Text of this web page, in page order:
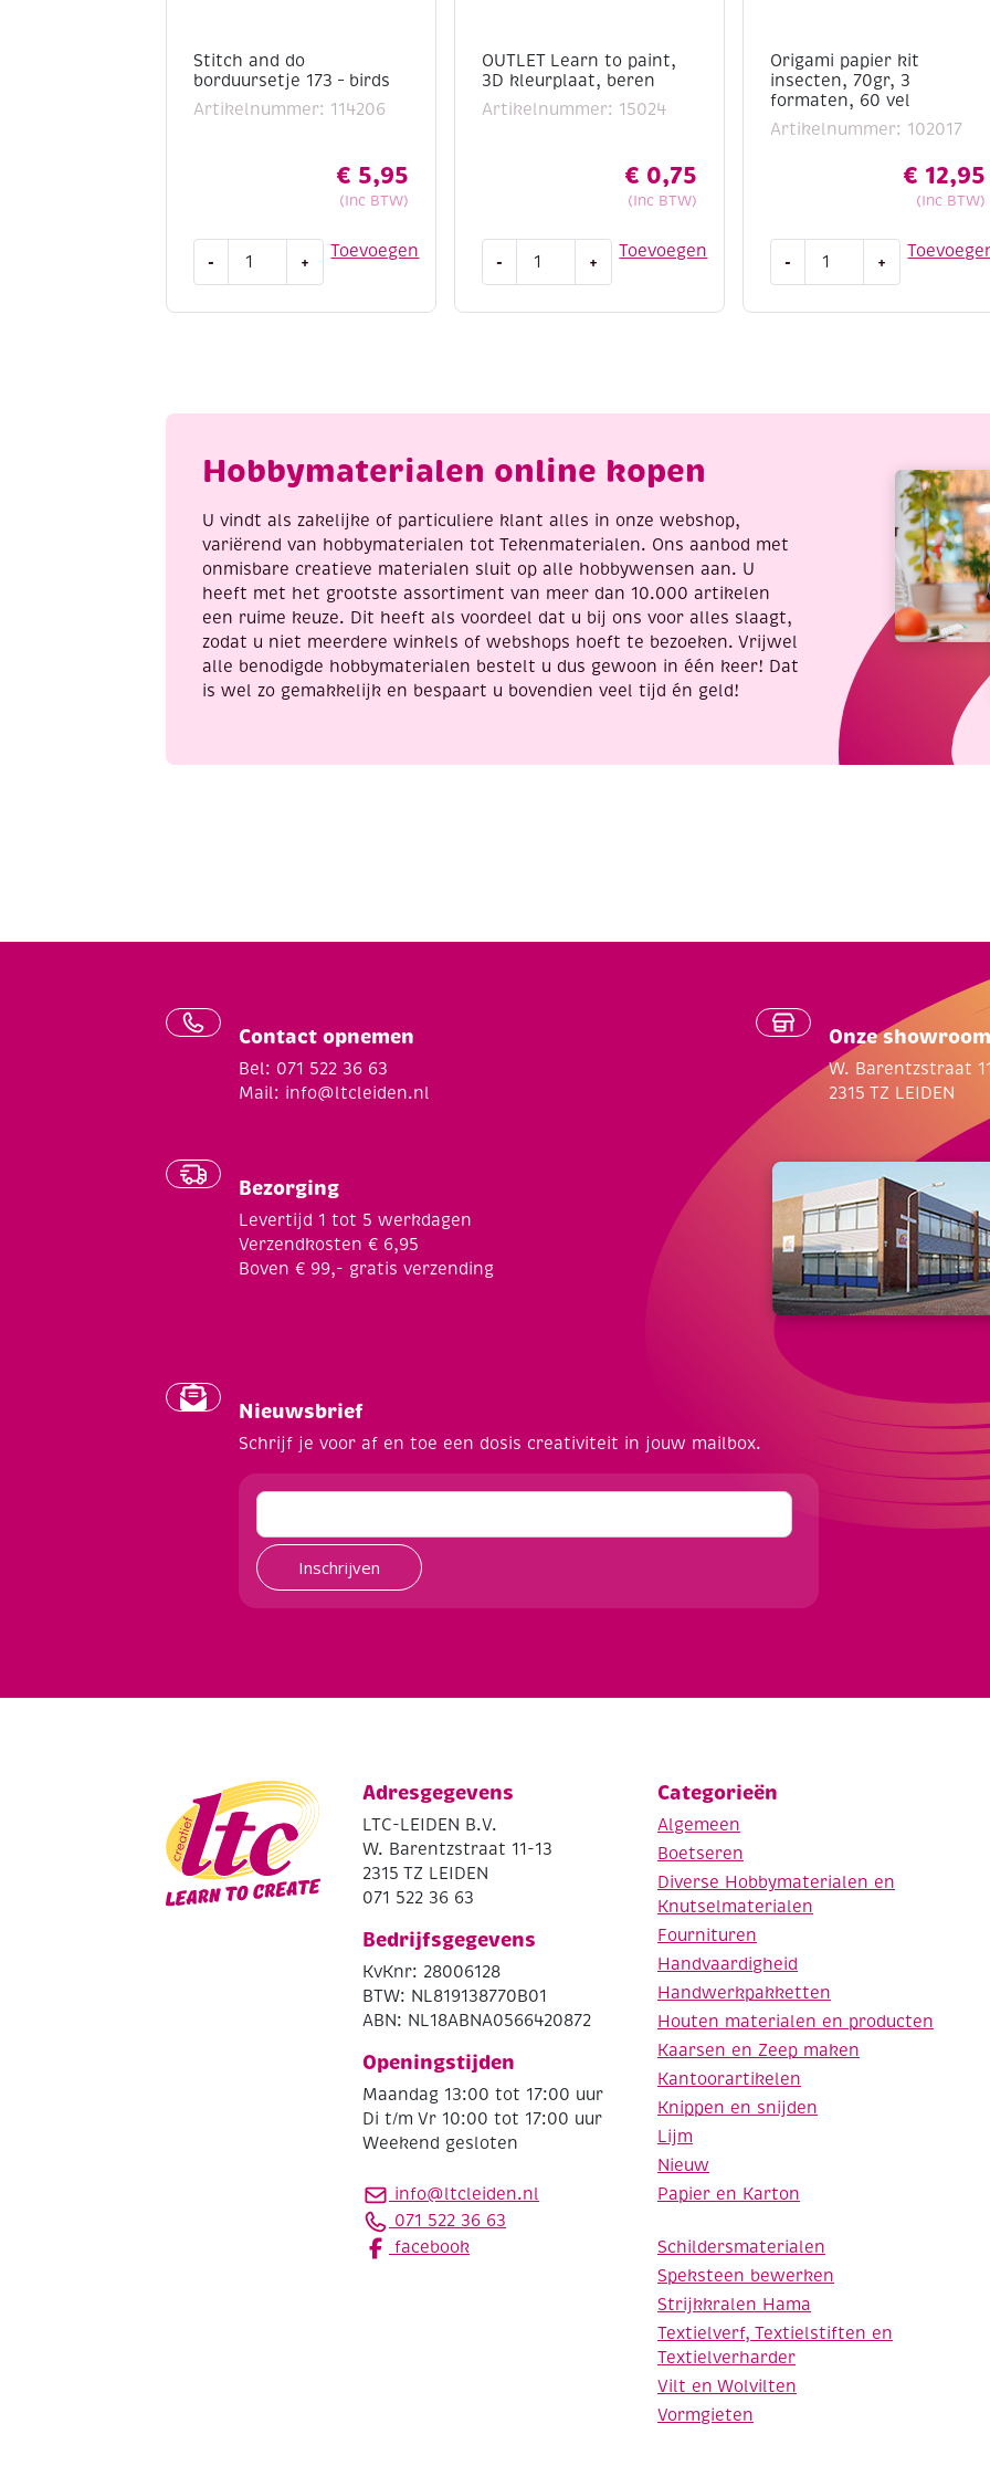
Stitch and do
borduursetje 173 – birds
Artikelnummer: 114206
€ 5,95
(Inc BTW)
Toevoegen
-
aantal
+
OUTLET Learn to paint,
3D kleurplaat, beren
Artikelnummer: 15024
€ 0,75
(Inc BTW)
Toevoegen
-
aantal
+
Origami papier kit
insecten, 70gr, 3
formaten, 60 vel
Artikelnummer: 102017
€ 12,95
(Inc BTW)
-
60
+
Hobbymaterialen online kopen
U vindt als zakelijke of particuliere klant alles in onze webshop,
variërend van hobbymaterialen tot Tekenmaterialen. Ons aanbod met
onmisbare creatieve materialen sluit op alle hobbywensen aan. U
heeft met het grootste assortiment van meer dan 10.000 artikelen
een ruime keuze. Dit heeft als voordeel dat u bij ons voor alles slaagt,
zodat u niet meerdere winkels of webshops hoeft te bezoeken. Vrijwel
alle benodigde hobbymaterialen bestelt u dus gewoon in één keer! Dat
is wel zo gemakkelijk en bespaart u bovendien veel tijd én geld!
Contact opnemen
Bel: 071 522 36 63
Mail: info@ltcleiden.nl
Bezorging
Levertijd 1 tot 5 werkdagen
Verzendkosten € 6,95
Boven € 99,- gratis verzending
Onze showroom
W. Barentzstraat
2315 TZ LEIDEN
Nieuwsbrief
Schrijf je voor af en toe een dosis creativiteit in jouw mailbox.
Inschrijven
Adresgegevens
LTC-LEIDEN B.V.
W. Barentzstraat 11-13
2315 TZ LEIDEN
071 522 36 63
Bedrijfsgegevens
KvKnr: 28006128
BTW: NL819138770B01
ABN: NL18ABNA0566420872
Openingstijden
Maandag 13:00 tot 17:00 uur
Di t/m Vr 10:00 tot 17:00 uur
Weekend gesloten
info@ltcleiden.nl
071 522 36 63
facebook
Categorieën
Algemeen
Boetseren
Diverse Hobbymaterialen en
Knutselmaterialen
Fournituren
Handvaardigheid
Handwerkpakketten
Houten materialen en producten
Kaarsen en Zeep maken
Kantoorartikelen
Knippen en snijden
Lijm
Nieuw
Papier en Karton
Schildersmaterialen
Speksteen bewerken
Strijkkralen Hama
Textielverf, Textielstiften en
Textielverharder
Vilt en Wolvilten
Vormgieten